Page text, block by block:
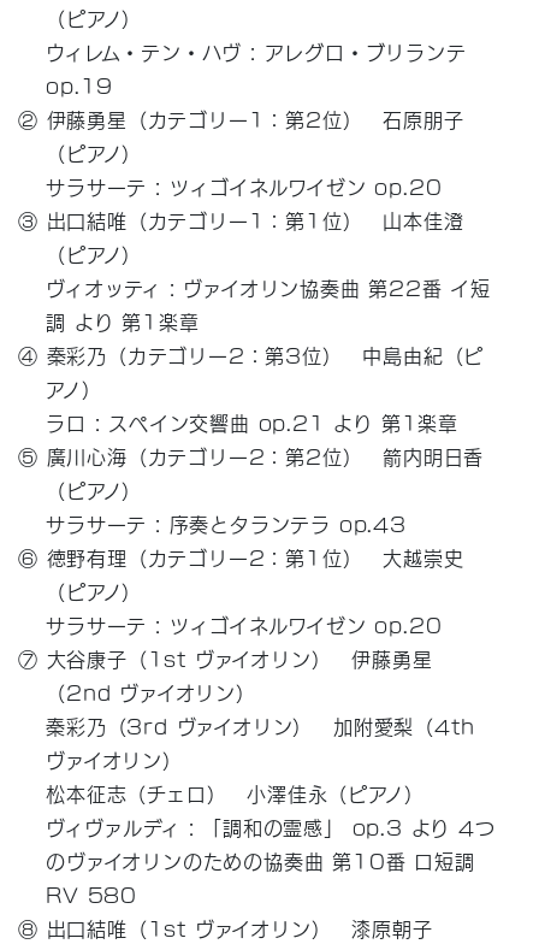
（ピアノ）
ウィレム・テン・ハヴ : アレグロ・ブリランテ
op.19
② 伊藤勇星（カテゴリー1：第2位） 石原朋子
（ピアノ）
サラサーテ : ツィゴイネルワイゼン op.20
③ 出口結唯（カテゴリー1：第1位） 山本佳澄
（ピアノ）
ヴィオッティ : ヴァイオリン協奏曲 第22番 イ短
調 より 第1楽章
④ 秦彩乃（カテゴリー2：第3位） 中島由紀（ピ
アノ）
ラロ : スペイン交響曲 op.21 より 第1楽章
⑤ 廣川心海（カテゴリー2：第2位） 箭内明日香
（ピアノ）
サラサーテ : 序奏とタランテラ op.43
⑥ 徳野有理（カテゴリー2：第1位） 大越崇史
（ピアノ）
サラサーテ : ツィゴイネルワイゼン op.20
⑦ 大谷康子（1st ヴァイオリン） 伊藤勇星
（2nd ヴァイオリン）
秦彩乃（3rd ヴァイオリン） 加附愛梨（4th
ヴァイオリン）
松本征志（チェロ） 小澤佳永（ピアノ）
ヴィヴァルディ : 「調和の霊感」 op.3 より 4つ
のヴァイオリンのための協奏曲 第10番 ロ短調
RV 580
⑧ 出口結唯（1st ヴァイオリン） 漆原朝子